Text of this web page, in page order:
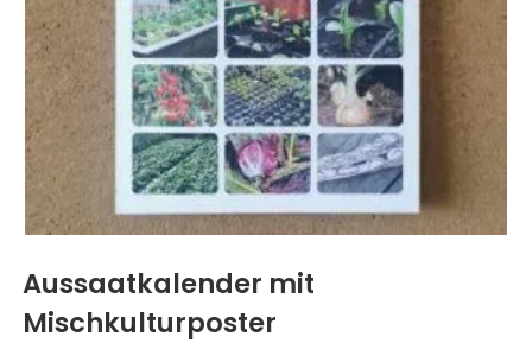
Aussaatkalender mit
Mischkulturposter